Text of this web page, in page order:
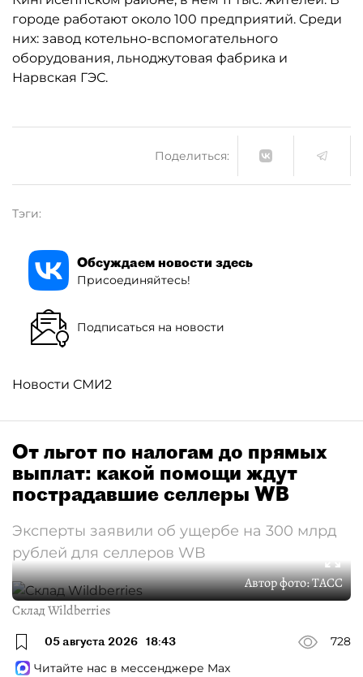
городе работают около 100 предприятий. Среди
них: завод котельно-вспомогательного
оборудования, льноджутовая фабрика и
Нарвская ГЭС.
Поделиться:
Тэги:
Обсуждаем новости здесь
Присоединяйтесь!
Подписаться на новости
Новости СМИ2
От льгот по налогам до прямых
выплат: какой помощи ждут
пострадавшие селлеры WB
Эксперты заявили об ущербе на 300 млрд
рублей для селлеров WB
Автор фото:ТАСС
Склад Wildberries
05 августа 2026 18:43
728
Читайте нас в мессенджере Max